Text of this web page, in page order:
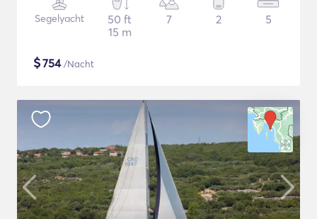
Segelyacht
50 ft
15 m
7 2 5
$754/Nacht